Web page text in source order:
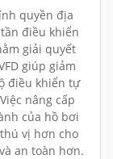
quyền địa
điều khiển
giải quyết
giúp giảm
điều khiển tự
nâng cấp
của hồ bơi
vị hơn cho
an toàn hơn.